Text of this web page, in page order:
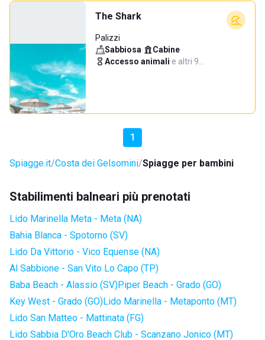
The Shark
Palizzi
Sabbiosa· Cabine·
Accesso animali·e altri 9…
1
Spiagge.it Costa dei Gelsomini Spiagge per bambini
Stabilimenti balneari più prenotati
Lido Marinella Meta - Meta (NA)
Bahia Blanca - Spotorno (SV)
Lido Da Vittorio - Vico Equense (NA)
Al Sabbione - San Vito Lo Capo (TP)
Baba Beach - Alassio (SV)Piper Beach - Grado (GO)
Key West - Grado (GO)Lido Marinella - Metaponto (MT)
Lido San Matteo - Mattinata (FG)
Lido Sabbia D'Oro Beach Club - Scanzano Jonico (MT)